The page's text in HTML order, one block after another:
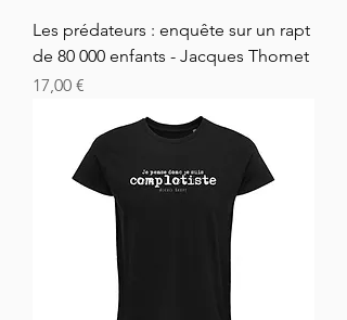
Les prédateurs : enquête sur un rapt
de 80 000 enfants - Jacques Thomet
Prix
17,00 €